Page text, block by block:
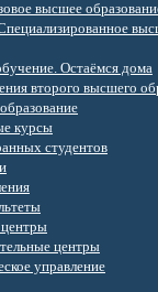
высшее
Остаёмся дома
второго высшего
курсы
студентов
центры
управление